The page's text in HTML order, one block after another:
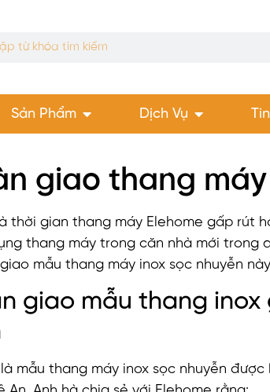
Sản Phẩm Dịch Vụ
giao thang
thời gian thang máy Elehome gấp rút
thang máy trong căn nhà mới trong
mẫu thang máy inox sọc nhuyễn
giao mẫu thang inox
mẫu thang máy inox sọc nhuyễn